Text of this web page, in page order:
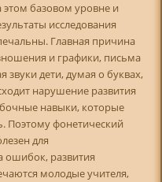
базовом уровне и
исследования
Главная причина
и графики, письма
звуки дети, думая о буквах,
нарушение развития
навыки, которые
Поэтому фонетический
для
ошибок, развития
молодые учителя,